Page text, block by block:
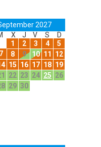
2027
X J V S
D
1
2 3 4
5
7 8 9 10 11
12
15 16 17 18 19
22 23 24 25 26
29 30